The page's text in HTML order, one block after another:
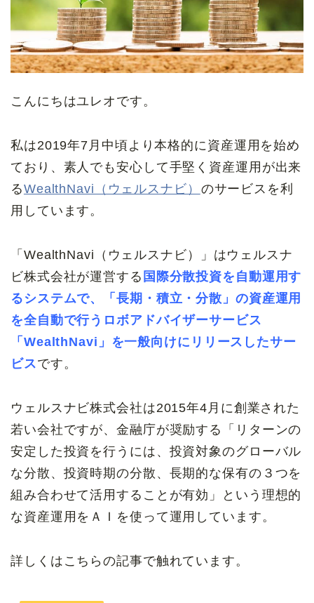
こんにちはユレオです。
私は2019年7月中頃より本格的に資産運用を始め
ており、素人でも安心して手堅く資産運用が出来
るWealthNavi（ウェルスナビ） のサービスを利
用しています。
「WealthNavi（ウェルスナビ）」はウェルスナ
ビ株式会社が運営する 国際分散投資を自動運用す
るシステムで、「長期・積立・分散」の資産運用
を全自動で行うロボアドバイザーサービス
「WealthNavi」を一般向けにリリースしたサー
ビスです。
ウェルスナビ株式会社は2015年4月に創業された
若い会社ですが、金融庁が奨励する「リターンの
安定した投資を行うには、投資対象のグローバル
な分散、投資時期の分散、長期的な保有の３つを
組み合わせて活用することが有効」という理想的
な資産運用をＡＩを使って運用しています。
詳しくはこちらの記事で触れています。